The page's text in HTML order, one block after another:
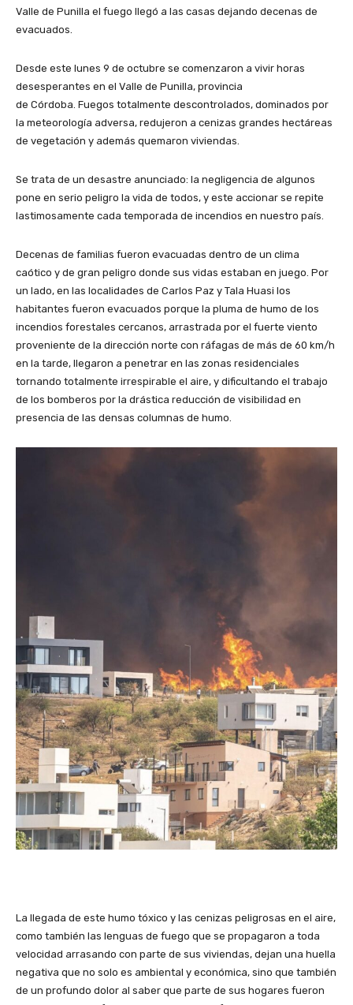
Valle de Punilla el fuego llegó a las casas dejando decenas de
evacuados.
Desde este lunes 9 de octubre se comenzaron a vivir horas
desesperantes en el Valle de Punilla, provincia
de Córdoba. Fuegos totalmente descontrolados, dominados por
la meteorología adversa, redujeron a cenizas grandes hectáreas
de vegetación y además quemaron viviendas.
Se trata de un desastre anunciado: la negligencia de algunos
pone en serio peligro la vida de todos, y este accionar se repite
lastimosamente cada temporada de incendios en nuestro país.
Decenas de familias fueron evacuadas dentro de un clima
caótico y de gran peligro donde sus vidas estaban en juego. Por
un lado, en las localidades de Carlos Paz y Tala Huasi los
habitantes fueron evacuados porque la pluma de humo de los
incendios forestales cercanos, arrastrada por el fuerte viento
proveniente de la dirección norte con ráfagas de más de 60 km/h
en la tarde, llegaron a penetrar en las zonas residenciales
tornando totalmente irrespirable el aire, y dificultando el trabajo
de los bomberos por la drástica reducción de visibilidad en
presencia de las densas columnas de humo.
La llegada de este humo tóxico y las cenizas peligrosas en el aire,
como también las lenguas de fuego que se propagaron a toda
velocidad arrasando con parte de sus viviendas, dejan una huella
negativa que no solo es ambiental y económica, sino que también
de un profundo dolor al saber que parte de sus hogares fueron